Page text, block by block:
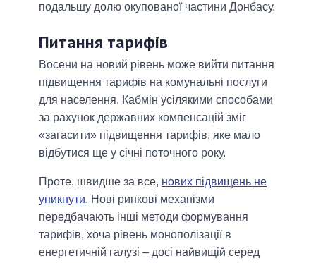
подальшу долю окупованої частини Донбасу.
Питання тарифів
Восени на новий рівень може вийти питання
підвищення тарифів на комунальні послуги
для населення. Кабмін усілякими способами
за рахунок державних компенсацій зміг
«загасити» підвищення тарифів, яке мало
відбутися ще у січні поточного року.
Проте, швидше за все, нових підвищень не
уникнути. Нові ринкові механізми
передбачають інші методи формування
тарифів, хоча рівень монополізації в
енергетичній галузі – досі найвищій серед